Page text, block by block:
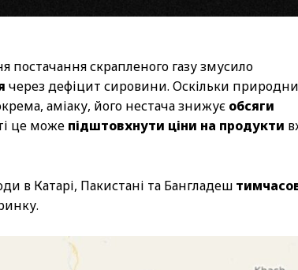
постачання скрапленого газу змусило
через дефіцит сировини. Оскільки
аміаку, його нестача знижує обсяги
це може підштовхнути ціни на продукти
в Катарі, Пакистані та Бангладеш